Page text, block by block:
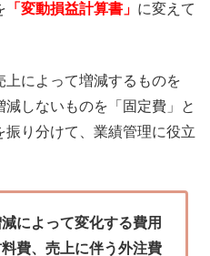
「変動損益計算書」 に変えて
上によって増減するものを
減しないものを「固定費」と
り分けて、業績管理に役立
によって変化する費用
費、売上に伴う外注費